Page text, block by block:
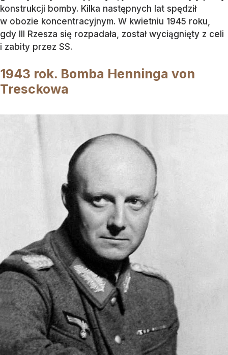
konstrukcji bomby. Kilka następnych lat spędził
w obozie koncentracyjnym. W kwietniu 1945 roku,
gdy III Rzesza się rozpadała, został wyciągnięty z celi
i zabity przez SS.
1943 rok. Bomba Henninga von
Tresckowa